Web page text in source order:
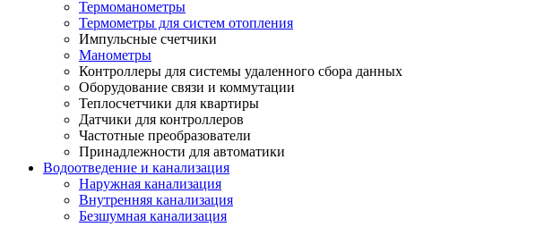
Термоманометры
Термометры для систем отопления
Импульсные счетчики
Манометры
Контроллеры для системы удаленного сбора данных
Оборудование связи и коммутации
Теплосчетчики для квартиры
Датчики для контроллеров
Частотные преобразователи
Принадлежности для автоматики
Водоотведение и канализация
Наружная канализация
Внутренняя канализация
Безшумная канализация